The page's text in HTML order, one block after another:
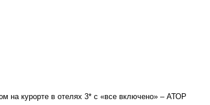
на курорте в отелях 3* с «все включено» – АТОР